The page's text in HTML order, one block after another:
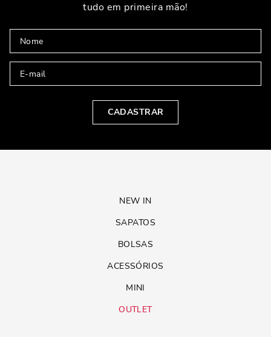
tudo em primeira mão!
CADASTRAR
NEW IN
SAPATOS
BOLSAS
ACESSÓRIOS
MINI
OUTLET